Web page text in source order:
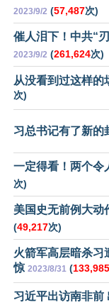
2023/9/2 (57,487次)
催人泪下！中共“
2023/9/2 (261,624次)
从没看到过这样的
次)
习总书记有了新
一定得看！两个令
次)
美国史无前例大动
(49,217次)
火箭军高层暗杀习
惊 2023/8/31 (133,985
习近平出访南非前